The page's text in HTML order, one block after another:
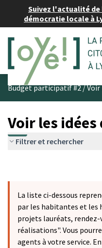
Suivez l'actualité de
démocratie locale à
Budget participatif #2/Voir
Voir les idées
Filtrer et rechercher
La liste ci-dessous
par les habitantes et les
projets lauréats,
réalisations". Vous
agents à votre service.